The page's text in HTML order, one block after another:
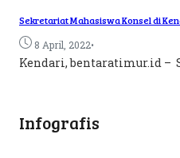
Sekretariat Mahasiswa Konsel di
8 April, 2022•
Kendari, bentaratimur.id –
Infografis